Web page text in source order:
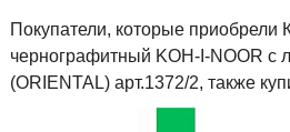
Покупатели, которые приобрели
чернографитный KOH-I-NOOR с
(ORIENTAL) арт.1372/2, также